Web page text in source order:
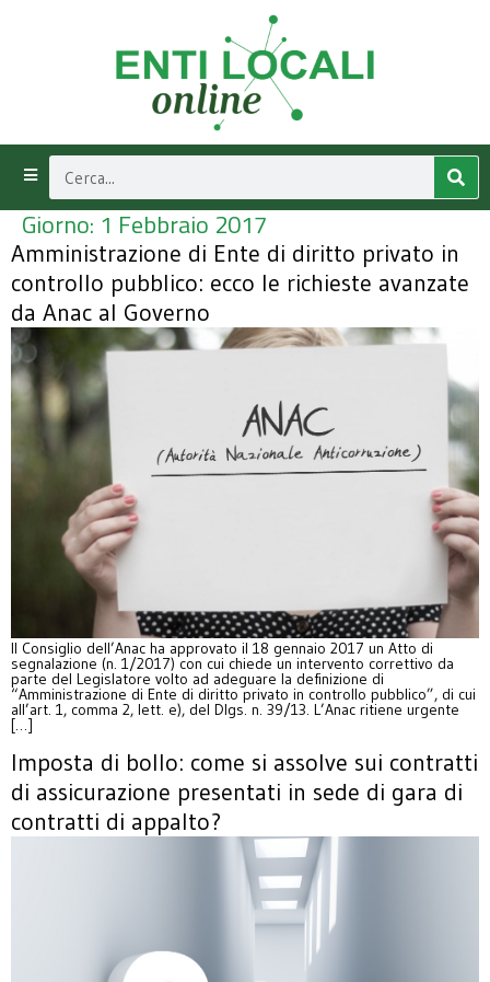
Giorno: 1 Febbraio 2017
Amministrazione di Ente di diritto privato in
controllo pubblico: ecco le richieste avanzate
da Anac al Governo
Il Consiglio dell’Anac ha approvato il 18 gennaio 2017 un Atto di
segnalazione (n. 1/2017) con cui chiede un intervento correttivo da
parte del Legislatore volto ad adeguare la definizione di
“Amministrazione di Ente di diritto privato in controllo pubblico”, di cui
all’art. 1, comma 2, lett. e), del Dlgs. n. 39/13. L’Anac ritiene urgente
[…]
Imposta di bollo: come si assolve sui contratti
di assicurazione presentati in sede di gara di
contratti di appalto?